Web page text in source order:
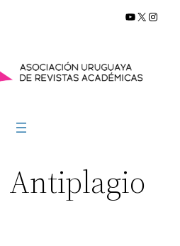
YouTube
X
Antiplagio